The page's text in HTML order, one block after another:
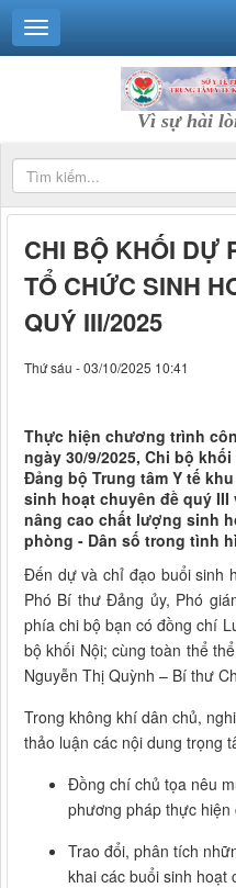
Vì sự hài
CHI BỘ KHỐI DỰ
TỔ CHỨC SINH
QUÝ III/2025
Thứ sáu - 03/10/2025 10:41
Thực hiện chương trình
ngày 30/9/2025, Chi bộ
Đảng bộ Trung tâm Y tế
sinh hoạt chuyên đề quý
nâng cao chất lượng sinh
phòng - Dân số trong tình
Đến dự và chỉ đạo buổi sinh
Phó Bí thư Đảng ủy, Phó
phía chi bộ bạn có đồng chí
bộ khối Nội; cùng toàn thể
Nguyễn Thị Quỳnh – Bí thư
Trong không khí dân chủ,
thảo luận các nội dung trọng
Đồng chí chủ tọa nêu
phương pháp thực hiện
Trao đổi, phân tích
khai các buổi sinh hoạt